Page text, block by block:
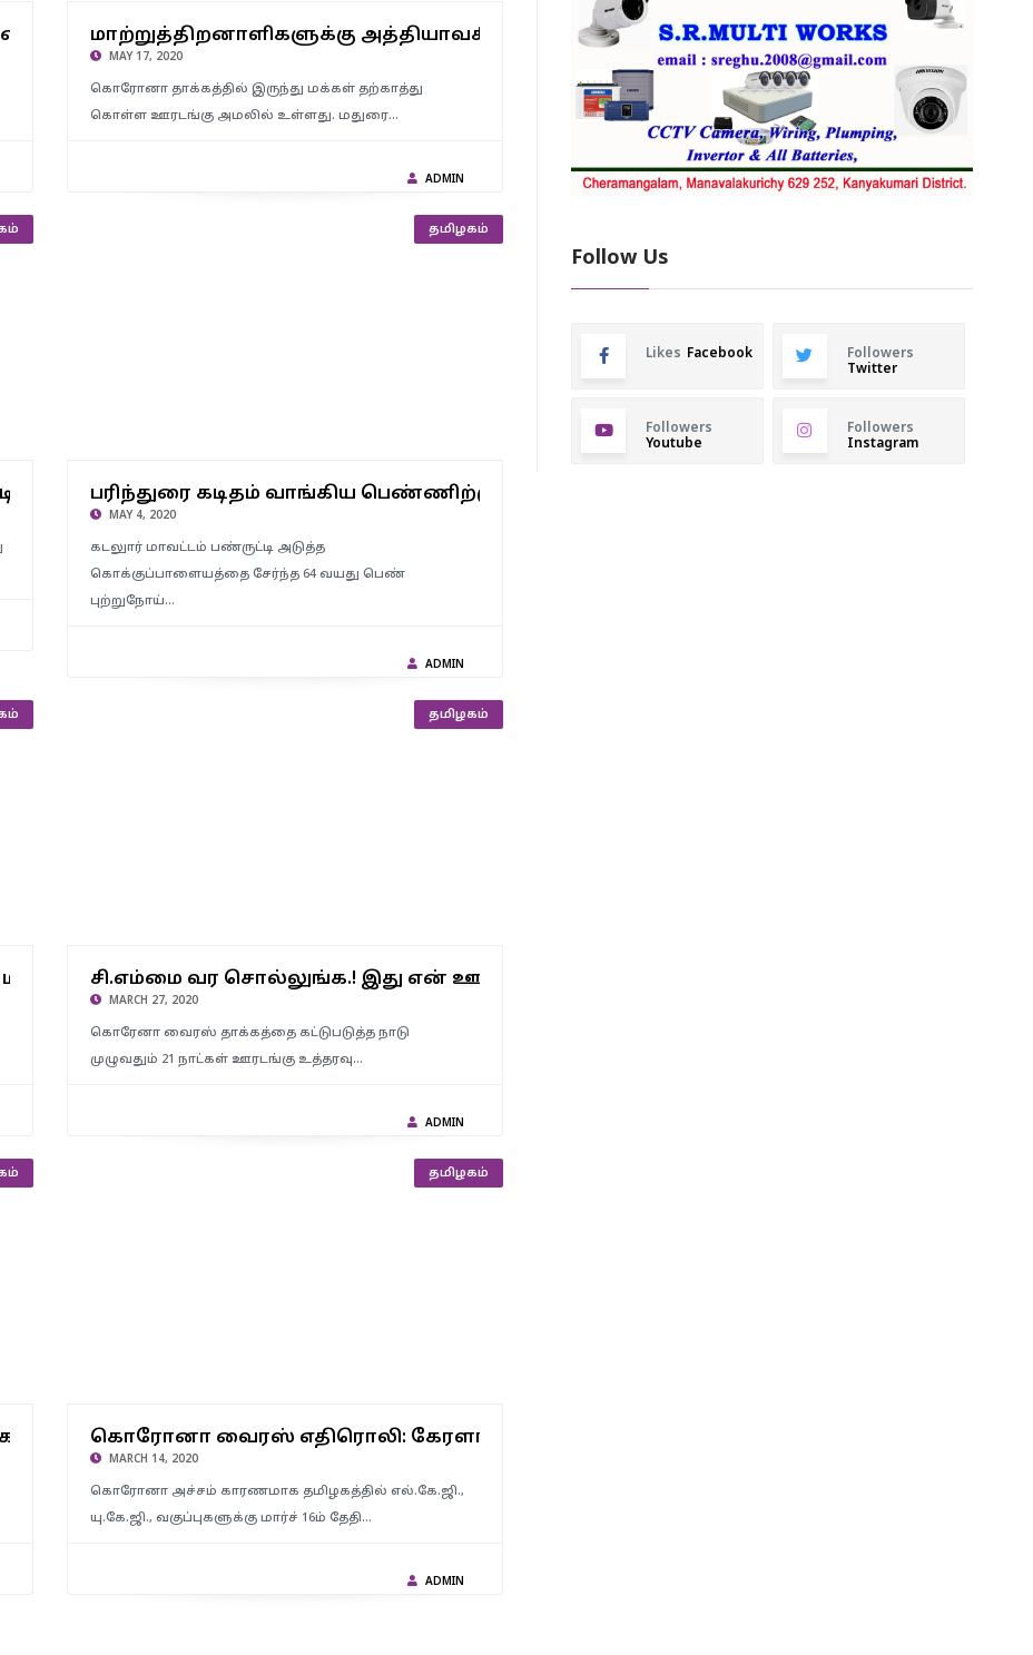
; முத
மாற்றுத்திறனாளிகளுக்கு அத்தியாவசிய பொருட்களை
வழங்கிய அமைச்சர்கள்..!
மாற்றுத்திறனாளிகளுக்கு அத்தியாவசிய பொருட்க
MAY 17, 2020
கொரோனா தாக்கத்தில் இருந்து மக்கள் தற்காத்து
கொள்ள ஊரடங்கு அமலில் உள்ளது. மதுரை…
ADMIN
பரிந்துரை கடிதம் வாங்கிய பெண்ணிற்கு கொரோனா பாதிப்பு :
தனிமைப்படுத்தப்பட்டார் கடலூர் திமுக எம்.பி.
தமிழகம்
பரிந்துரை கடிதம் வாங்கிய பெண்ணிற்கு கொரோனா
MAY 4, 2020
கடலுார் மாவட்டம் பண்ருட்டி அடுத்த
கொக்குப்பாளையத்தை சேர்ந்த 64 வயது பெண்
புற்றுநோய்…
ADMIN
ஆயு
சி.எம்மை வர சொல்லுங்க.! இது என் ஊரு.! என் கோட்டை..!!
வீரவசனம் பேசிய தம்பியை தனியாக கவனித்த போலீஸ்…!!
தமிழகம்
சி.எம்மை வர சொல்லுங்க.! இது என் ஊரு.! என்…
MARCH 27, 2020
கொரேனா வைரஸ் தாக்கத்தை கட்டுபடுத்த நாடு
முழுவதும் 21 நாட்கள் ஊரடங்கு உத்தரவு…
ADMIN
ஜெயில்களில் 1கொரோனா வைரஸ் எதிரொலி: கேரளாவை ஒட்டியுள்ள தமிழக
மாவட்டங்களில் 5-ம்வகுப்பு வரை பள்ளிகளுக்கு விடுமுறை..!!
தமிழகம்
கொரோனா வைரஸ் எதிரொலி: கேரளாவை ஒட்டியுள்ள த
MARCH 14, 2020
கொரோனா அச்சம் காரணமாக தமிழகத்தில் எல்.கே.ஜி.,
யு.கே.ஜி., வகுப்புகளுக்கு மார்ச் 16ம் தேதி…
ADMIN
Follow Us
Likes Facebook
Followers
Twitter
Followers
Youtube
Followers
Instagram